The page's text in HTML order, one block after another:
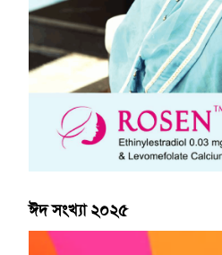
ঈদ সংখ্যা ২০২৫